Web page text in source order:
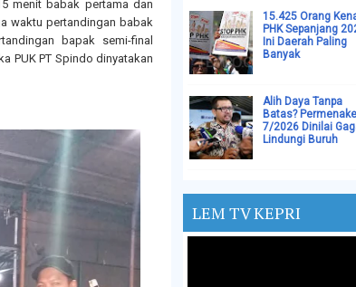
menit babak pertama dan
waktu pertandingan babak
bapak semi-final
PUK PT Spindo dinyatakan
15.425 Orang
PHK Sepanjang
Ini Daerah Paling
Banyak
Alih Daya Tanpa
Batas?
7/2026 Dinilai
Lindungi Buruh
LEM TV KEPRI